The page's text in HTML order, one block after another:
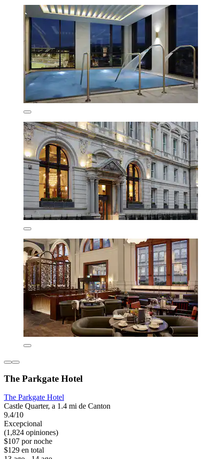
The Parkgate Hotel
The Parkgate Hotel
Castle Quarter, a 1.4 mi de Canton
9.4/10
Excepcional
(1,824 opiniones)
$107 por noche
$129 en total